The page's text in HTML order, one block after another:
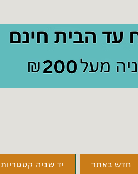
חדש באתר יד שניה קטגוריות